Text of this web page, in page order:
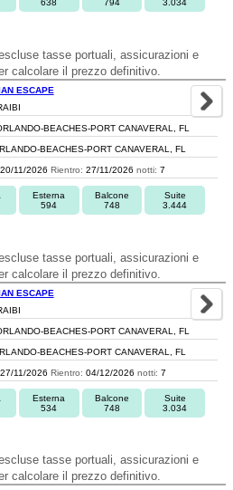
638 794 3.034
tasse portuali, assicurazioni e
calcolare il prezzo definitivo.
ESCAPE
BEACHES-PORT CANAVERAL, FL
BEACHES-PORT CANAVERAL, FL
20/11/2026 Rientro: 27/11/2026 notti: 7
Esterna
594
Balcone
748
Suite
3.444
tasse portuali, assicurazioni e
calcolare il prezzo definitivo.
ESCAPE
BEACHES-PORT CANAVERAL, FL
BEACHES-PORT CANAVERAL, FL
27/11/2026 Rientro: 04/12/2026 notti: 7
Esterna
534
Balcone
748
Suite
3.034
tasse portuali, assicurazioni e
calcolare il prezzo definitivo.